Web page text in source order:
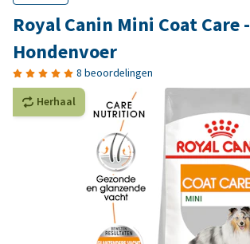
Royal Canin Mini Coat Care -
Hondenvoer
8 beoordelingen
Herhaal